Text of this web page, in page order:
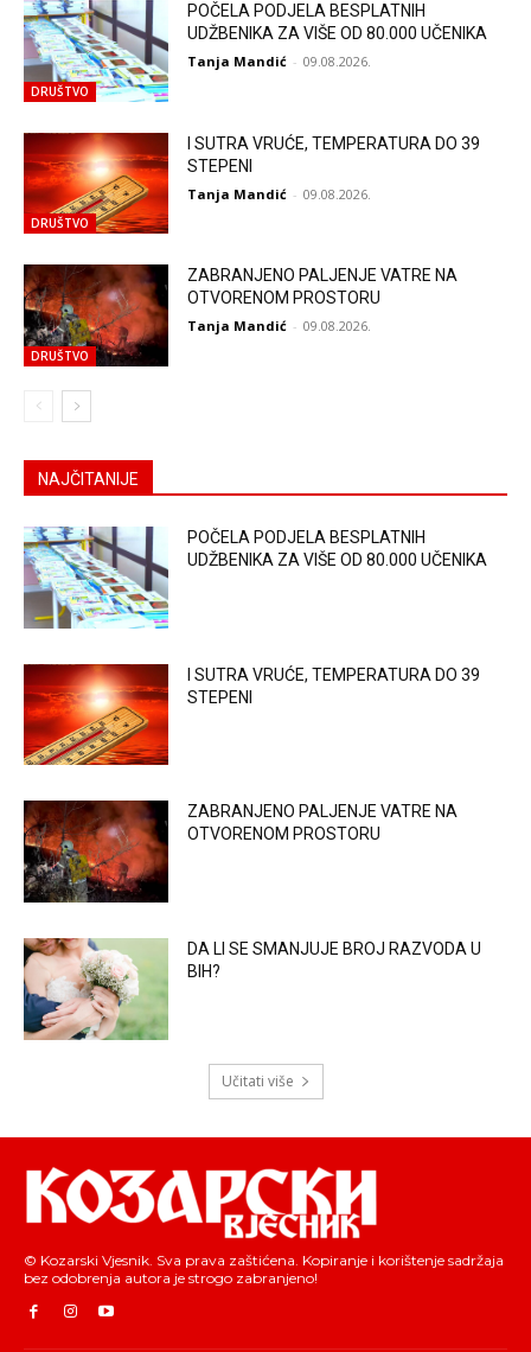
DRUŠTVO
POČELA PODJELA BESPLATNIH
UDŽBENIKA ZA VIŠE OD 80.000 UČENIKA
Tanja Mandić - 09.08.2026.
DRUŠTVO
I SUTRA VRUĆE, TEMPERATURA DO 39
STEPENI
Tanja Mandić - 09.08.2026.
DRUŠTVO
ZABRANJENO PALJENJE VATRE NA
OTVORENOM PROSTORU
Tanja Mandić - 09.08.2026.
NAJČITANIJE
POČELA PODJELA BESPLATNIH
UDŽBENIKA ZA VIŠE OD 80.000 UČENIKA
I SUTRA VRUĆE, TEMPERATURA DO 39
STEPENI
ZABRANJENO PALJENJE VATRE NA
OTVORENOM PROSTORU
DA LI SE SMANJUJE BROJ RAZVODA U
BIH?
Učitati više
© Kozarski Vjesnik. Sva prava zaštićena. Kopiranje i korištenje sadržaja
bez odobrenja autora je strogo zabranjeno!